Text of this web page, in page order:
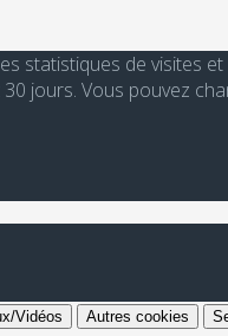
statistiques de visites
jours. Vous pouvez
Vidéos Autres cookies